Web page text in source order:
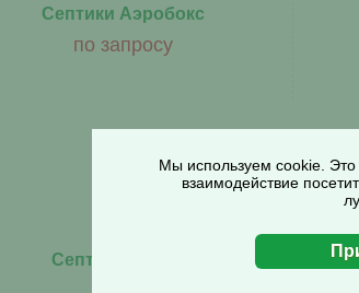
Септики Аэробокс
по запросу
Септики Alta Bio
Мы используем cookie. Это
взаимодействие